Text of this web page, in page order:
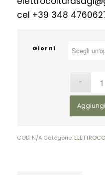
cel +39 348
Giorni
COD: N/A Categorie: